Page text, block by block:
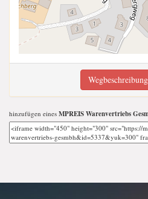
hinzufügen eines MPREIS Warenvertriebs